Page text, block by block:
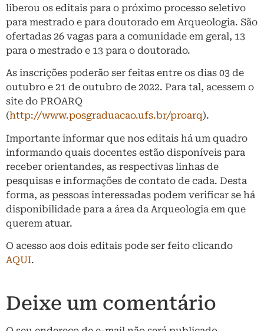
liberou os editais para o próximo processo seletivo
para mestrado e para doutorado em Arqueologia. São
ofertadas 26 vagas para a comunidade em geral, 13
para o mestrado e 13 para o doutorado.
As inscrições poderão ser feitas entre os dias 03 de
outubro e 21 de outubro de 2022. Para tal, acessem o
site do PROARQ
(http://www.posgraduacao.ufs.br/proarq).
Importante informar que nos editais há um quadro
informando quais docentes estão disponíveis para
receber orientandes, as respectivas linhas de
pesquisas e informações de contato de cada. Desta
forma, as pessoas interessadas podem verificar se há
disponibilidade para a área da Arqueologia em que
querem atuar.
O acesso aos dois editais pode ser feito clicando
AQUI.
Deixe um comentário